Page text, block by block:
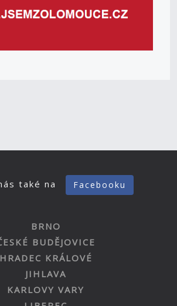
také na Facebooku
BRNO
BUDĚJOVICE
HRADEC KRÁLOVÉ
JIHLAVA
KARLOVY VARY